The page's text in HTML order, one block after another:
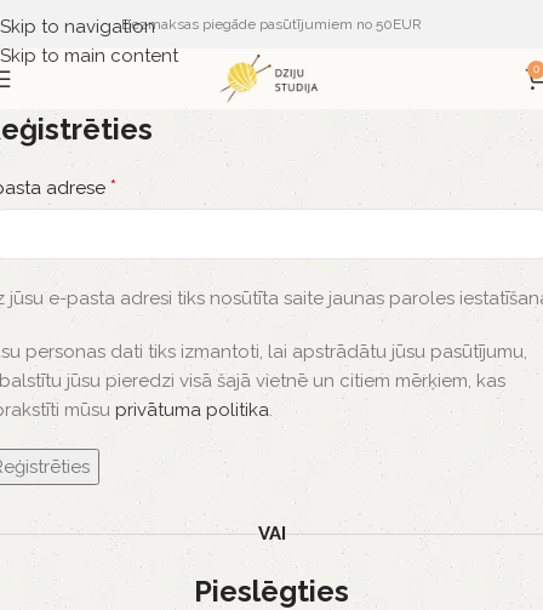
Skip to navigation
Skip to main content
Bezmaksas piegāde pasūtījumiem no 50EUR
0
adrese *
jūsu e-pasta adresi tiks nosūtīta saite jaunas paroles
personas dati tiks izmantoti, lai apstrādātu jūsu pasūtījumu,
jūsu pieredzi visā šajā vietnē un citiem mērķiem, kas
mūsu privātuma politika.
VAI
Pieslēgties